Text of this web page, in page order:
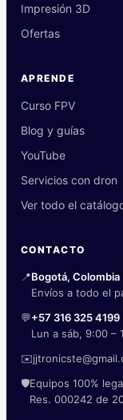
Impresión 3D
Ofertas
APRENDE
Curso FPV
Blog y guías
YouTube
Servicios con dron
Ver todo el
CONTACTO
📍Bogotá, Colombia
Envíos a todo el
💬+57 316 325 4199
Lun a sáb, 9:00 –
✉️
🛡️Equipos 100%
Res. 000242 de